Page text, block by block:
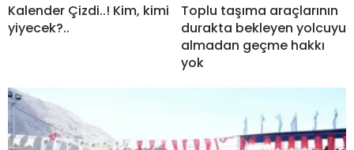
Kalender Çizdi..! Kim, kimi
yiyecek?..
Toplu taşıma araçlarının
durakta bekleyen yolcuyu
almadan geçme hakkı
yok